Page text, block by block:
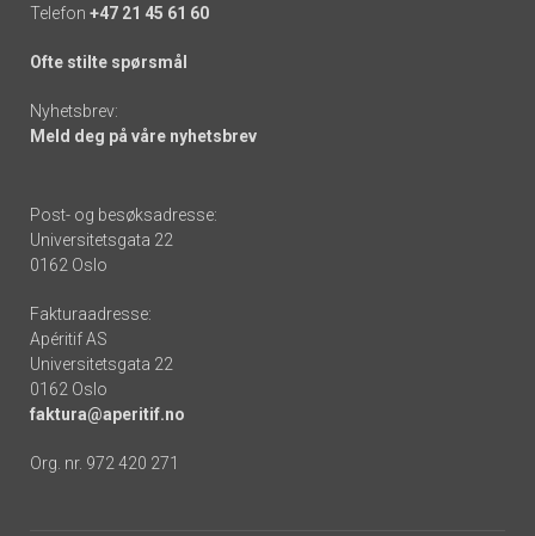
Telefon +47 21 45 61 60
Ofte stilte spørsmål
Nyhetsbrev:
Meld deg på våre nyhetsbrev
Post- og besøksadresse:
Universitetsgata 22
0162 Oslo
Fakturaadresse:
Apéritif AS
Universitetsgata 22
0162 Oslo
faktura@aperitif.no
Org. nr. 972 420 271